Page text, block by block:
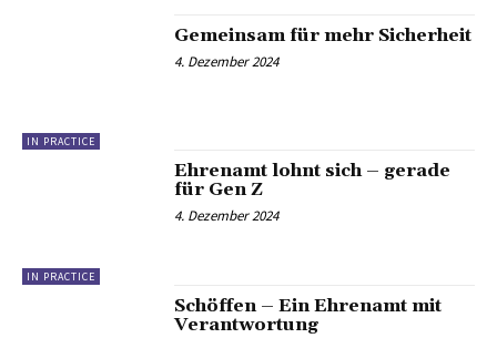
IN PRACTICE
Gemeinsam für mehr Sicherheit
4. Dezember 2024
IN PRACTICE
Ehrenamt lohnt sich – gerade
für Gen Z
4. Dezember 2024
Schöffen – Ein Ehrenamt mit
Verantwortung